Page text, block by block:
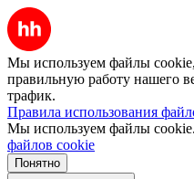
Мы используем файлы
правильную работу нашего
трафик.
Правила использования
Мы используем файлы cookie.
файлов cookie
Понятно